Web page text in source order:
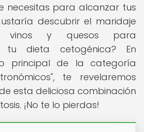
necesitas para alcanzar tus
descubrir el maridaje
vinos y quesos para
tu dieta cetogénica? En
principal de la categoría
te revelaremos
esta deliciosa combinación
¡No te lo pierdas!